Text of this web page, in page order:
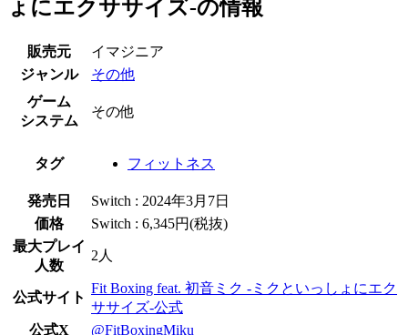
ょにエクササイズ-の情報
販売元
イマジニア
ジャンル
その他
ゲーム
システム
その他
タグ フィットネス
発売日
Switch : 2024年3月7日
価格
Switch : 6,345円(税抜)
最大プレイ
人数
2人
公式サイト
Fit Boxing feat. 初音ミク -ミクといっしょにエク
ササイズ-公式
公式X
@FitBoxingMiku